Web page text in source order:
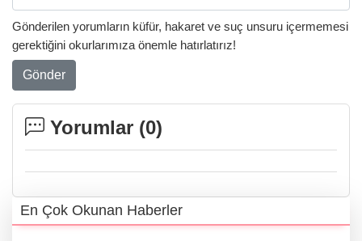
Gönderilen yorumların küfür, hakaret ve suç unsuru içermemesi
gerektiğini okurlarımıza önemle hatırlatırız!
Gönder
Yorumlar (0)
En Çok Okunan Haberler